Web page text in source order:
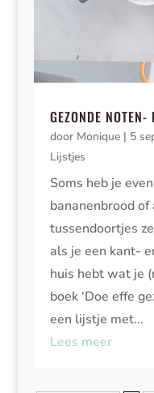
GEZONDE NOTEN-
door Monique| 5
Lijstjes
Soms heb je
bananenbrood of
tussendoortjes
als je een kant-
huis hebt wat je
boek ‘Doe effe
een lijstje met...
Lees meer